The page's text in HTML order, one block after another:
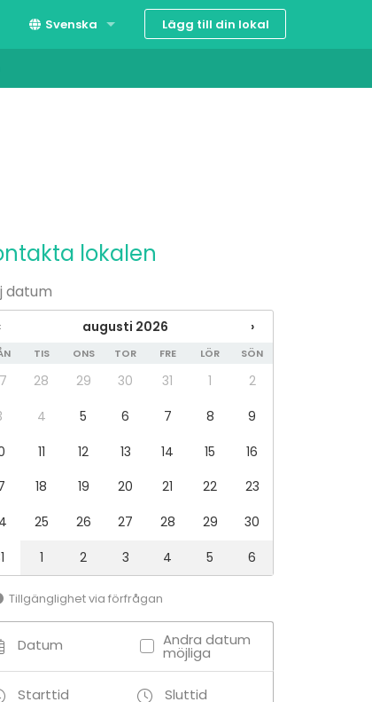
Svenska Lägg till din lokal
lokalen
datum
augusti 2026 ›
TIS ONS TOR FRE LÖR SÖN
28 29 30 31 1
2
4 5 6 7 8
9
11 12 13 14 15
16
18 19 20 21 22
23
25 26 27 28 29
30
1 2 3 4 5 6
Tillgänglighet via förfrågan
Datum Andra datum
möjliga
Starttid Sluttid